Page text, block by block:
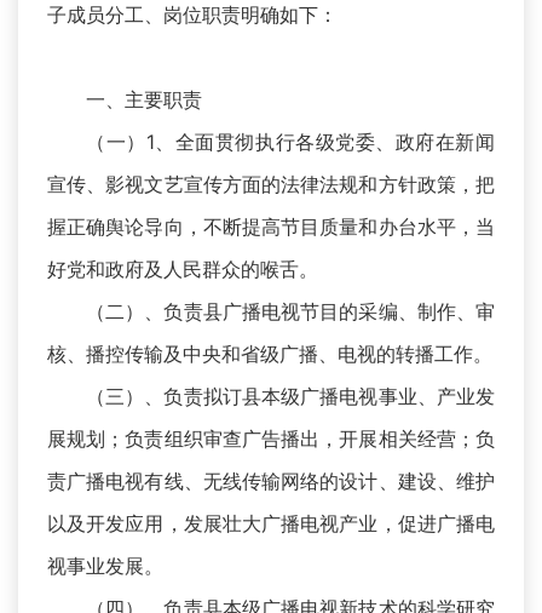
子成员分工、岗位职责明确如下：
一、主要职责
（一）1、全面贯彻执行各级党委、政府在新闻
宣传、影视文艺宣传方面的法律法规和方针政策，把
握正确舆论导向，不断提高节目质量和办台水平，当
好党和政府及人民群众的喉舌。
（二）、负责县广播电视节目的采编、制作、审
核、播控传输及中央和省级广播、电视的转播工作。
（三）、负责拟订县本级广播电视事业、产业发
展规划；负责组织审查广告播出，开展相关经营；负
责广播电视有线、无线传输网络的设计、建设、维护
以及开发应用，发展壮大广播电视产业，促进广播电
视事业发展。